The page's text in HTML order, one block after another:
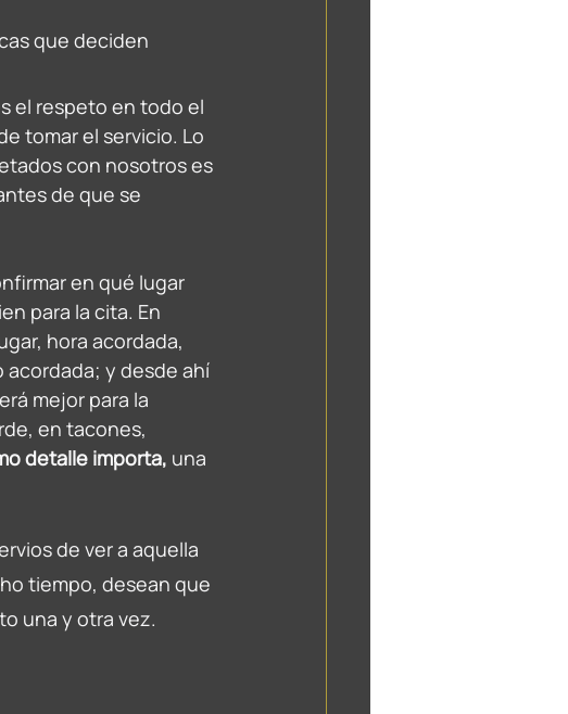
que deciden
el respeto en todo el
tomar el servicio. Lo
con nosotros es
de que se
en qué lugar
para la cita. En
hora acordada,
y desde ahí
mejor para la
en tacones,
detalle importa, una
de ver a aquella
tiempo, desean que
una y otra vez.